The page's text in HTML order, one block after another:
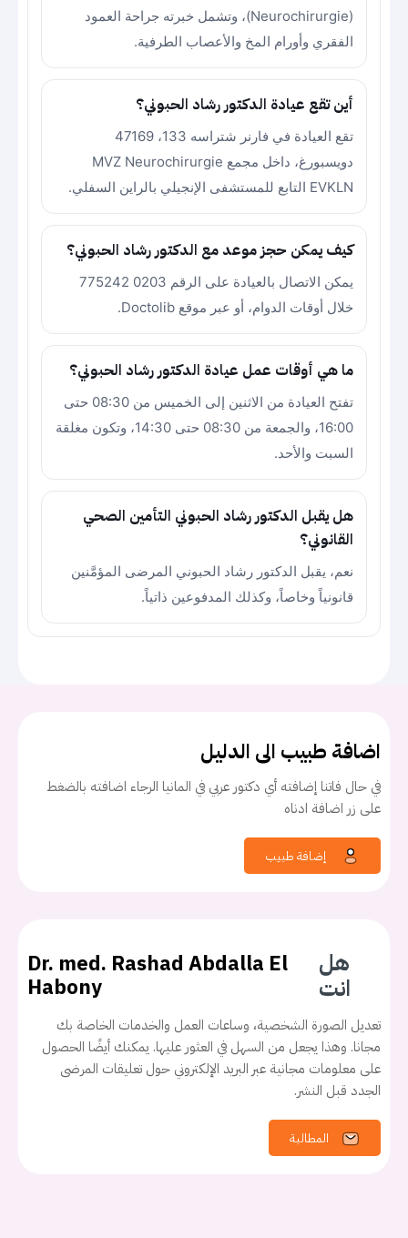
(Neurochirurgie)، وتشمل خبرته جراحة العمود
الفقري وأورام المخ والأعصاب الطرفية.
أين تقع عيادة الدكتور رشاد الحبوني؟
تقع العيادة في فارنر شتراسه 133، 47169
دويسبورغ، داخل مجمع MVZ Neurochirurgie
EVKLN التابع للمستشفى الإنجيلي بالراين السفلي.
كيف يمكن حجز موعد مع الدكتور رشاد الحبوني؟
يمكن الاتصال بالعيادة على الرقم 0203 775242
خلال أوقات الدوام، أو عبر موقع Doctolib.
ما هي أوقات عمل عيادة الدكتور رشاد الحبوني؟
تفتح العيادة من الاثنين إلى الخميس من 08:30 حتى
16:00، والجمعة من 08:30 حتى 14:30، وتكون مغلقة
السبت والأحد.
هل يقبل الدكتور رشاد الحبوني التأمين الصحي
القانوني؟
نعم، يقبل الدكتور رشاد الحبوني المرضى المؤمَّنين
قانونياً وخاصاً، وكذلك المدفوعين ذاتياً.
اضافة طبيب الى الدليل
في حال فاتنا إضافته أي دكتور عربي في المانيا الرجاء اضافته بالضغط
على زر اضافة ادناه
هل
انت
Dr. med. Rashad Abdalla El
Habony
تعديل الصورة الشخصية، وساعات العمل والخدمات الخاصة بك
مجانا. وهذا يجعل من السهل في العثور عليها. يمكنك أيضًا الحصول
على معلومات مجانية عبر البريد الإلكتروني حول تعليقات المرضى
الجدد قبل النشر.
المطالبة